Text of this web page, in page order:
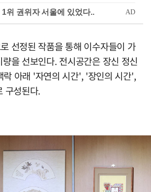
선정된 작품을 통해 이수자들이 가
을 선보인다. 전시공간은 장신 정신
아래 '자연의 시간', '장인의 시간',
구성된다.